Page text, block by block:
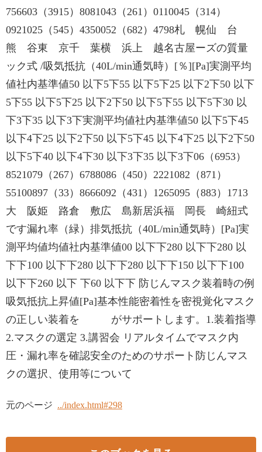
756603（3915）8081043（261）0110045（314）
0921025（545）4350052（682）4798札 幌仙 台
熊 谷東 京千 葉横 浜上 越名古屋ーズの質量
ック式 /吸気抵抗（40L/min通気時）[％][Pa]実測平均
値社内基準値50 以下5下55 以下5下25 以下2下50 以下
5下55 以下5下25 以下2下50 以下5下55 以下5下30 以
下3下35 以下3下実測平均値社内基準値50 以下5下45
以下4下25 以下2下50 以下5下45 以下4下25 以下2下50
以下5下40 以下4下30 以下3下35 以下3下06（6953）
8521079（267）6788086（450）2221082（871）
55100897（33）8666092（431）1265095（883）1713
大 阪姫 路倉 敷広 島新居浜福 岡長 崎紐式
です漏れ率（緑）排気抵抗（40L/min通気時）[Pa]実
測平均値均値社内基準値00 以下下280 以下下280 以
下下100 以下下280 以下下280 以下下150 以下下100
以下下260 以下 下60 以下下 防じんマスク装着時の例
吸気抵抗上昇値[Pa]基本性能密着性を密視覚化マスク
の正しい装着を がサポートします。1.装着指導
2.マスクの選定 3.講習会 リアルタイムでマスク内
圧・漏れ率を確認安全のためのサポート防じんマス
クの選択、使用等について
元のページ ../index.html#298